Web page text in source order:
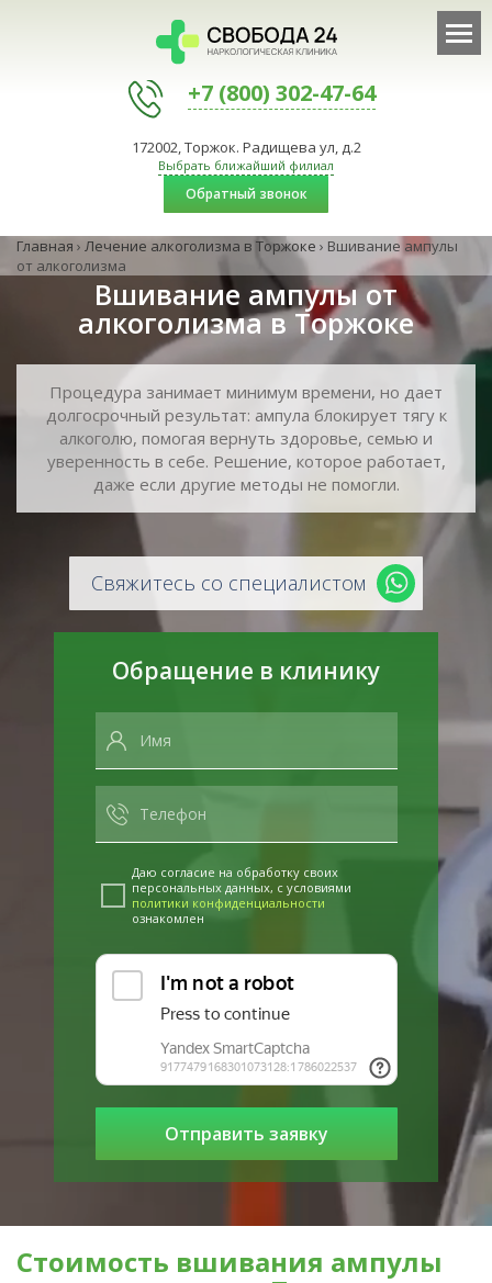
+7 (800) 302-47-64
172002, Торжок. Радищева ул, д.2
Выбрать ближайший филиал
Обратный звонок
Главная › Лечение алкоголизма в Торжоке › Вшивание ампулы
от алкоголизма
Вшивание ампулы от
алкоголизма в Торжоке
Процедура занимает минимум времени, но дает
долгосрочный результат: ампула блокирует тягу к
алкоголю, помогая вернуть здоровье, семью и
уверенность в себе. Решение, которое работает,
даже если другие методы не помогли.
Свяжитесь со специалистом
Обращение в клинику
Даю согласие на обработку своих
персональных данных, с условиями
политики конфиденциальности
ознакомлен
Стоимость вшивания ампулы